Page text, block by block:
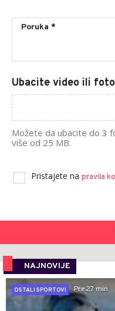
Ubacite video ili foto
Možete da ubacite do 3
više od 25 MB.
Pristajete na pravila
NAJNOVIJE
OSTALI SPORTOVI
Pre 27 min